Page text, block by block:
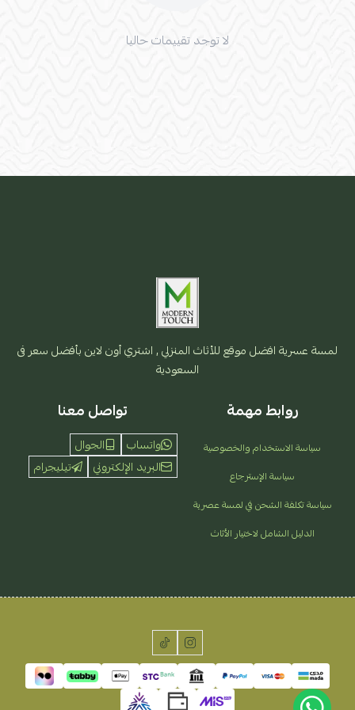
لا توجد تقييمات حاليا
لمسة عسرية افضل موقع للأثاث المنزلي , اشتري أون لاين بأفضل سعر فى
السعودية
روابط مهمة
سياسة الاستخدام والخصوصية
سياسة الإسترجاع
سياسة تكلفة الشحن في لمسة عصرية
الدليل الشامل لاختيار الأثاث
تواصل معنا
واتساب
الجوال
البريد الإلكتروني
تيليجرام